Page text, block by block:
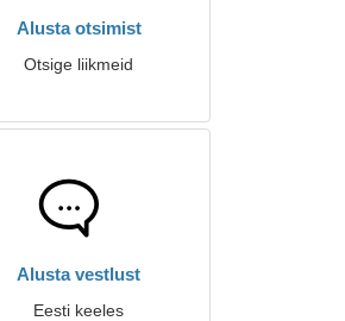
Alusta otsimist
Otsige liikmeid
Alusta vestlust
Eesti keeles